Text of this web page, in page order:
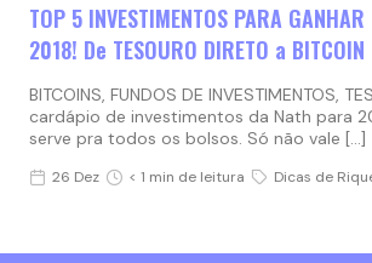
TOP 5 INVESTIMENTOS PARA
2018! De TESOURO DIRETO a BITCOIN
BITCOINS, FUNDOS DE INVESTIMENTOS,
cardápio de investimentos da Nath para
serve pra todos os bolsos. Só não vale […]
26 Dez < 1 min de leitura Dicas de